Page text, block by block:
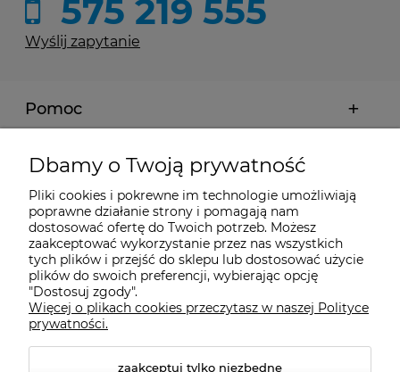
575 219 555
Wyślij zapytanie
Pomoc
Moje konto
Płatności i dostawa
Informacje
O nas
Dbamy o Twoją prywatność
Pliki cookies i pokrewne im technologie umożliwiają
poprawne działanie strony i pomagają nam
dostosować ofertę do Twoich potrzeb. Możesz
zaakceptować wykorzystanie przez nas wszystkich
tych plików i przejść do sklepu lub dostosować użycie
plików do swoich preferencji, wybierając opcję
"Dostosuj zgody".
Więcej o plikach cookies przeczytasz w naszej Polityce
prywatności.
zaakceptuj tylko niezbędne